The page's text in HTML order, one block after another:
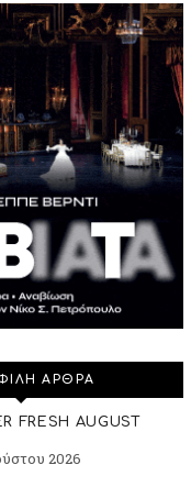
ΑΡΘΡΑ
FRESH AUGUST
2026